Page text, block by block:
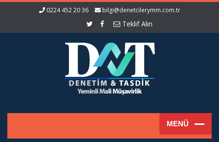
0224 452 20 36 bilgi@denetcilerymm.com.tr
Teklif Alın